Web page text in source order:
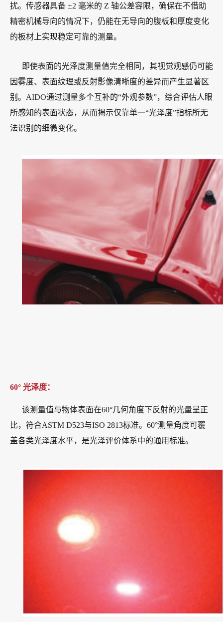
扰。传感器具备 ±2 毫米的 Z 轴公差容限，确保在不借助
精密机械导向的情况下，仍能在无导向的腹板和厚度变化
的板材上实现稳定可靠的测量。
即使表面的光泽度测量值完全相同，其视觉观感仍可能
因雾度、表面纹理或反射影像清晰度的差异而产生显著区
别。AIDO通过测量多个互补的“外观参数”，综合评估人眼
所感知的表面状态，从而揭示仅靠单一“光泽度”指标所无
法识别的细微变化。
60° 光泽度：
该测量值与物体表面在60°几何角度下反射的光量呈正
比，符合ASTM D523与ISO 2813标准。60°测量角度可覆
盖各类光泽度水平，是光泽评价体系中的通用标准。